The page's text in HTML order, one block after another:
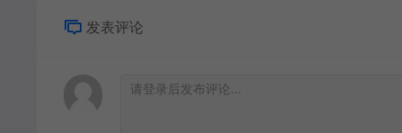
发表评论